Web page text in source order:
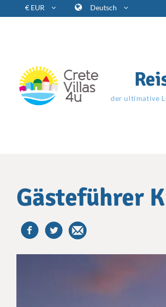
€ EUR Deutsch
der ultimative
Gästeführer